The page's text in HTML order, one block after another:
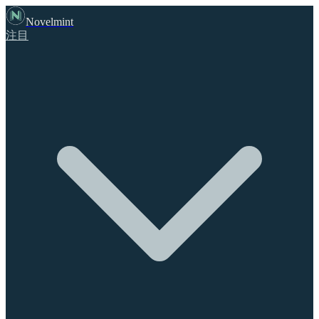
Novelmint
注目